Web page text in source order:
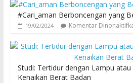
#Cari_aman Berboncengan yang
19/02/2024 Komentar
Studi: Tertidur dengan Lampu atau
Kenaikan Berat Badan